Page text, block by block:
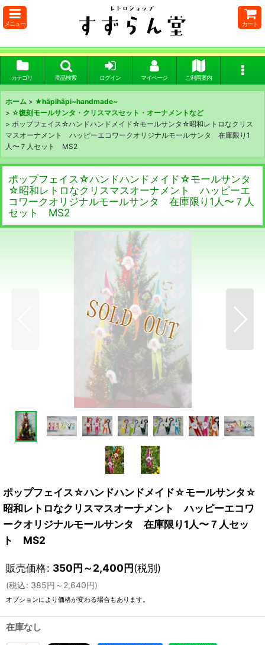
メニュー カート
カテゴリ 商品検索 ログイン マイページ ご利用案内
ホーム > ★häpihäpi~handmade~
> ☆復刻モールサンタ・クリスマスセット・オーナメントなど
> ポップフェイス☆ハンドハンドメイド☆モールサンタ☆昭和レトロなクリス
マスオーナメント ハッピーエコワークオリジナルモールサンタ 在庫限り1
人〜７人セット MS2
ポップフェイス☆ハンドハンドメイド☆モールサンタ
☆昭和レトロなクリスマスオーナメント ハッピーエ
コワークオリジナルモールサンタ 在庫限り1人〜７人
セット MS2
ポップフェイス☆ハンドハンドメイド☆モールサンタ☆
昭和レトロなクリスマスオーナメント ハッピーエコワ
ークオリジナルモールサンタ 在庫限り1人〜７人セッ
ト MS2
販売価格: 350円～2,400円(税別)
(税込: 385円 ～2,640円)
オプションにより価格が変わる場合もあります。
在庫なし